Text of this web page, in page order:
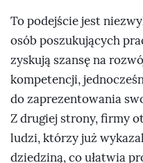
To podejście jest
osób poszukujących
zyskują szansę na
kompetencji,
do zaprezentowania
Z drugiej strony, firmy
ludzi, którzy już
dziedziną, co ułatwia